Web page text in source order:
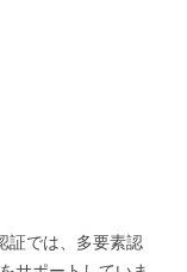
証では、多要素認